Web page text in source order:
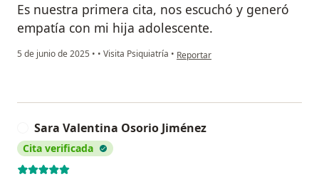
Es nuestra primera cita, nos escuchó y generó
empatía con mi hija adolescente.
5 de junio de 2025 • • Visita Psiquiatría • en opinión del usuario Yeimmy
Reportar
Sara Valentina Osorio Jiménez
Cita verificada